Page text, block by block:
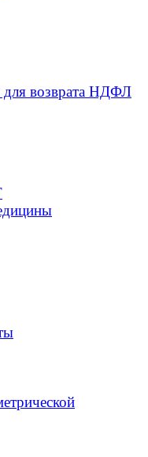
для возврата НДФЛ